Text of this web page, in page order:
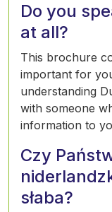
Do you
at all?
This brochure
important for
understanding
with someone
information to
Czy
słaba?